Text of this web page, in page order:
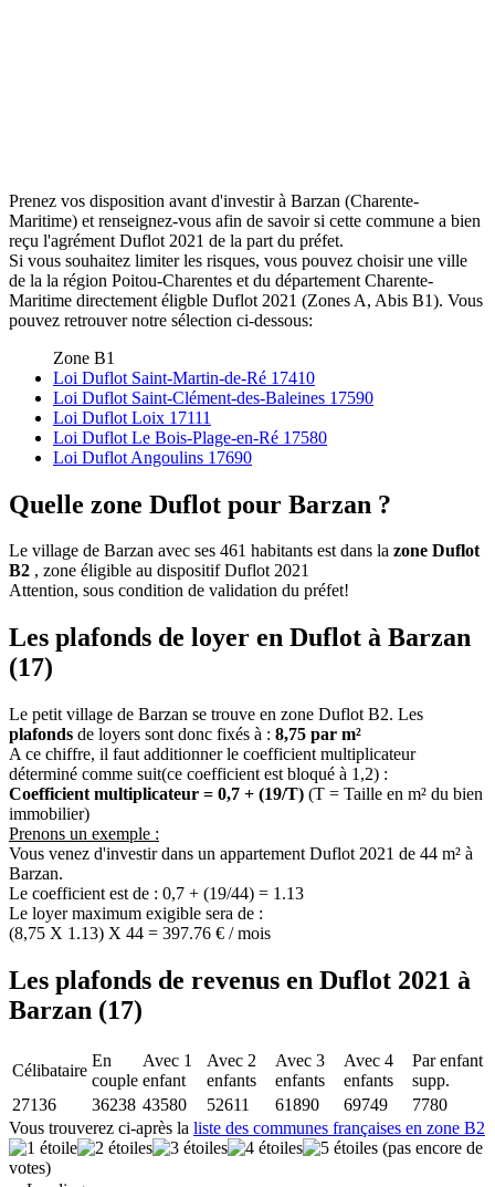
Prenez vos disposition avant d'investir à Barzan (Charente-
Maritime) et renseignez-vous afin de savoir si cette commune a bien
reçu l'agrément Duflot 2021 de la part du préfet.
Si vous souhaitez limiter les risques, vous pouvez choisir une ville
de la la région Poitou-Charentes et du département Charente-
Maritime directement éligble Duflot 2021 (Zones A, Abis B1). Vous
pouvez retrouver notre sélection ci-dessous:
Zone B1
Loi Duflot Saint-Martin-de-Ré 17410
Loi Duflot Saint-Clément-des-Baleines 17590
Loi Duflot Loix 17111
Loi Duflot Le Bois-Plage-en-Ré 17580
Loi Duflot Angoulins 17690
Quelle zone Duflot pour Barzan ?
Le village de Barzan avec ses 461 habitants est dans la zone Duflot
B2 , zone éligible au dispositif Duflot 2021
Attention, sous condition de validation du préfet!
Les plafonds de loyer en Duflot à Barzan
(17)
Le petit village de Barzan se trouve en zone Duflot B2. Les
plafonds de loyers sont donc fixés à : 8,75 par m²
A ce chiffre, il faut additionner le coefficient multiplicateur
déterminé comme suit(ce coefficient est bloqué à 1,2) :
Coefficient multiplicateur = 0,7 + (19/T) (T = Taille en m² du bien
immobilier)
Prenons un exemple :
Vous venez d'investir dans un appartement Duflot 2021 de 44 m² à
Barzan.
Le coefficient est de : 0,7 + (19/44) = 1.13
Le loyer maximum exigible sera de :
(8,75 X 1.13) X 44 = 397.76 € / mois
Les plafonds de revenus en Duflot 2021 à
Barzan (17)
Célibataire
En
couple
Avec 1
enfant
Avec 2
enfants
Avec 3
enfants
Avec 4
enfants
Par enfant
supp.
27136
36238 43580 52611 61890 69749
7780
Vous trouverez ci-après la liste des communes françaises en zone B2
(pas encore de
votes)